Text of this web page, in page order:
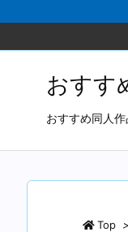
おすす
おすすめ同人
Top >